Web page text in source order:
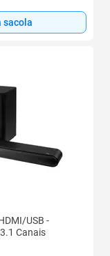
sacola
USB -
Canais